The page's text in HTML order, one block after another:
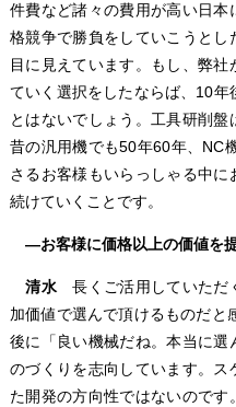
件費など諸々の費用が高い日
格競争で勝負をしていこうと
目に見えています。もし、弊
ていく選択をしたならば、10年
とはないでしょう。工具研削盤
昔の汎用機でも50年60年、NC
さるお客様もいらっしゃる中
続けていくことです。
―お客様に価格以上の価値を
清水 長くご活用していただ
加価値で選んで頂けるものだと
後に「良い機械だね。本当に選
のづくりを志向しています。ス
た開発の方向性ではないので